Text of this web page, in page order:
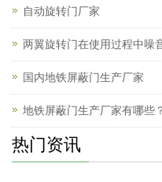
自动旋转门厂家
两翼旋转门在使用过程中噪
国内地铁屏蔽门生产厂家
地铁屏蔽门生产厂家有哪些
热门资讯